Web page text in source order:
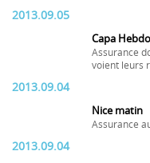
2013.09.05
Capa Hebdo
Assurance
voient leurs
2013.09.04
Nice matin
Assurance
2013.09.04